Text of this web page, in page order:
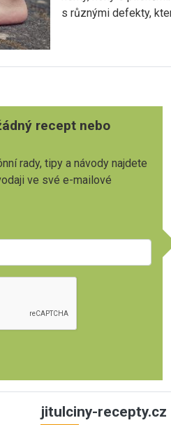
s různými defekty,
recept nebo
rady, tipy a návody najdete
ve své e-mailové
jitulciny-recepty.cz